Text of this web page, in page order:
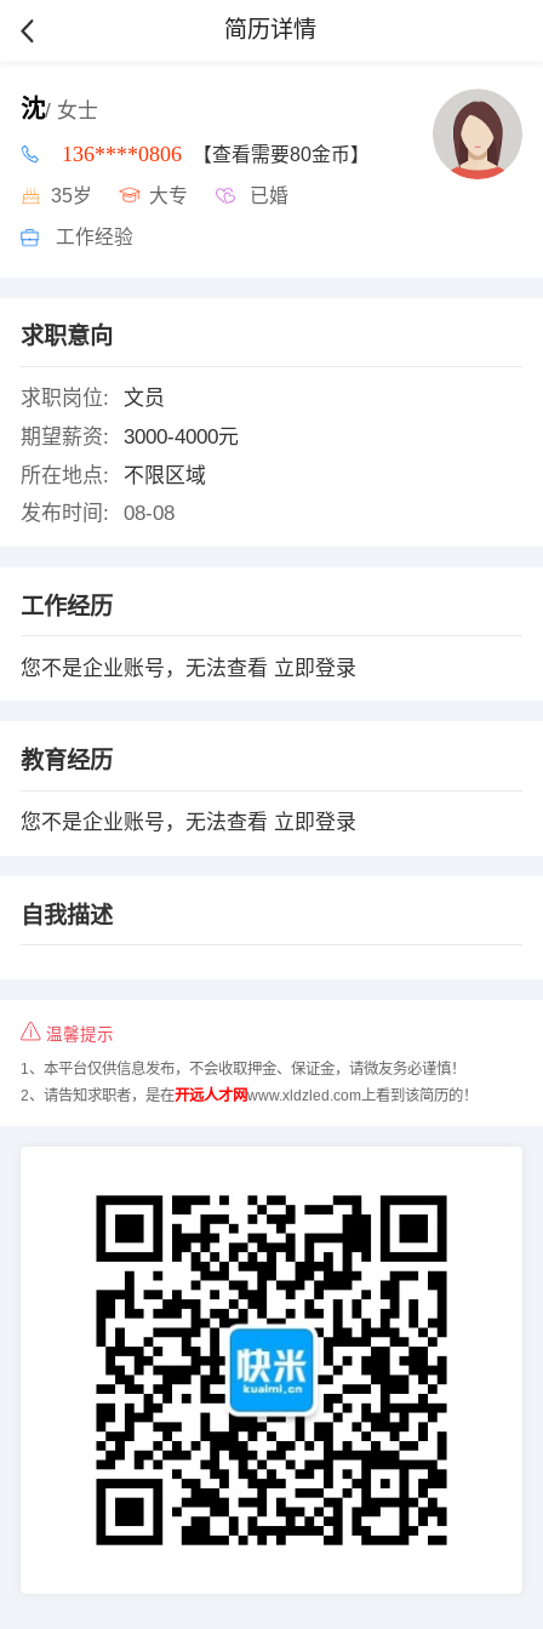
简历详情
沈/ 女士
136****0806 【查看需要80金币】
35岁 大专 已婚
工作经验
求职意向
求职岗位:
文员
期望薪资:
3000-4000元
所在地点:
不限区域
发布时间:
08-08
工作经历
您不是企业账号，无法查看 立即登录
教育经历
您不是企业账号，无法查看 立即登录
自我描述
温馨提示
1、本平台仅供信息发布，不会收取押金、保证金，请微友务必谨慎！
2、请告知求职者，是在开远人才网www.xldzled.com上看到该简历的！